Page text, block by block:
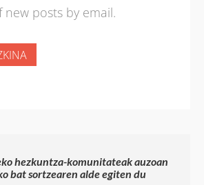
new posts by email.
hezkuntza-komunitateak auzoan
bat sortzearen alde egiten du